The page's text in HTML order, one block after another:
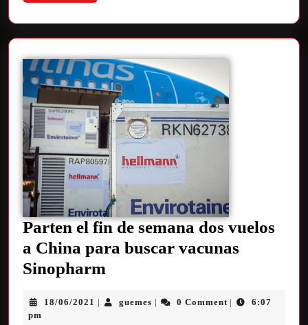
Parten el fin de semana dos vuelos
a China para buscar vacunas
Sinopharm
18/06/2021 guemes 0 Comment
6:07
pm